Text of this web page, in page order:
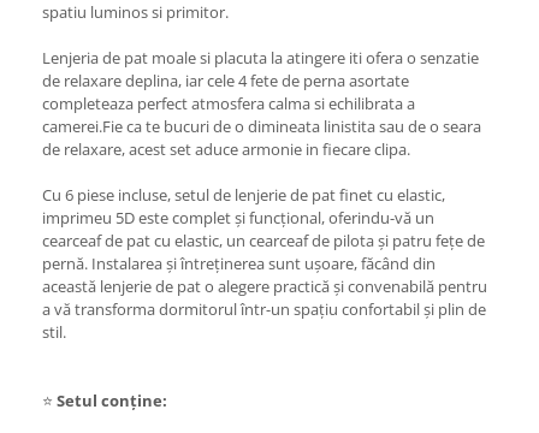
spatiu luminos si primitor.
Lenjeria de pat moale si placuta la atingere iti ofera o senzatie
de relaxare deplina, iar cele 4 fete de perna asortate
completeaza perfect atmosfera calma si echilibrata a
camerei.Fie ca te bucuri de o dimineata linistita sau de o seara
de relaxare, acest set aduce armonie in fiecare clipa.
Cu 6 piese incluse, setul de lenjerie de pat finet cu elastic,
imprimeu 5D este complet și funcțional, oferindu-vă un
cearceaf de pat cu elastic, un cearceaf de pilota și patru fețe de
pernă. Instalarea și întreținerea sunt ușoare, făcând din
această lenjerie de pat o alegere practică și convenabilă pentru
a vă transforma dormitorul într-un spațiu confortabil și plin de
stil.
⭐ Setul conține: